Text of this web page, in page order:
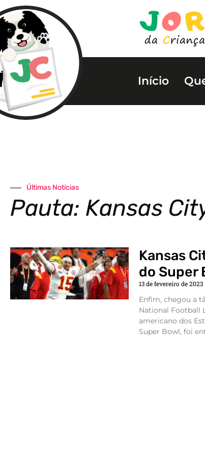
Início
Últimas Notícias
Pauta: Kansas
Kansas
do Super
13 de fevereiro de 2023
Enfim, chegou a
National Football
americano dos
Super Bowl, foi